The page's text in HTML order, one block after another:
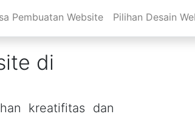
Pembuatan Website Pilihan Desain
di
kreatifitas dan